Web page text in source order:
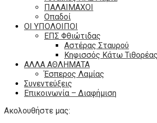
ΠΑΛΑΙΜΑΧΟΙ
Οπαδοί
ΟΙ ΥΠΟΛΟΙΠΟΙ
ΕΠΣ Φθιώτιδας
Αστέρας Σταυρού
Κηφισσός Κάτω Τιθορέας
ΑΛΛΑ ΑΘΛΗΜΑΤΑ
Έσπερος Λαμίας
Συνεντεύξεις
Επικοινωνία – Διαφήμιση
Ακολουθήστε μας: